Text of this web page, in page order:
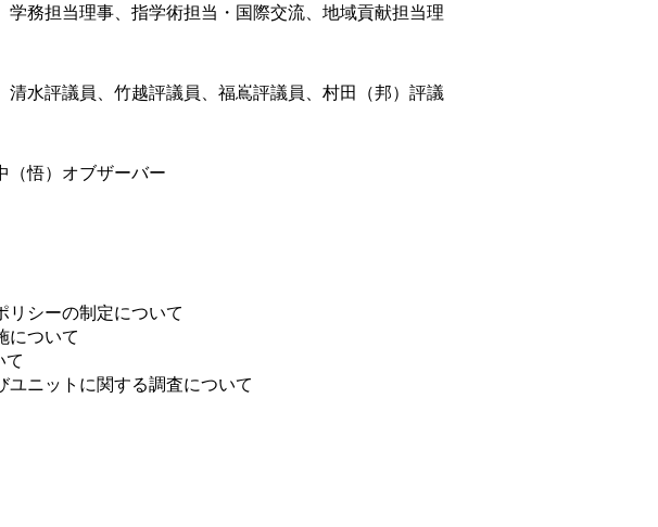
務担当理事、指学術担当・国際交流、地域貢献担当理
清水評議員、竹越評議員、福嶌評議員、村田（邦）評議
（悟）オブザーバー
リシーの制定について
について
て
ユニットに関する調査について